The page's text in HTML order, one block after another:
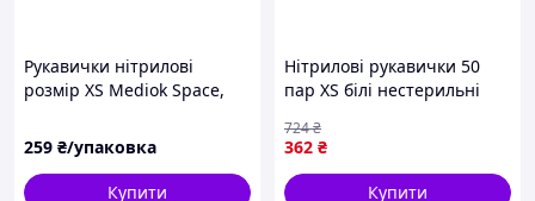
Рукавички нітрилові
розмір XS Mediok Space,
259 ₴/упаковка
Купити
Нітрилові рукавички 50
пар XS білі нестерильні
бактерій і хімічних
речовин
362 ₴
724₴
Купити